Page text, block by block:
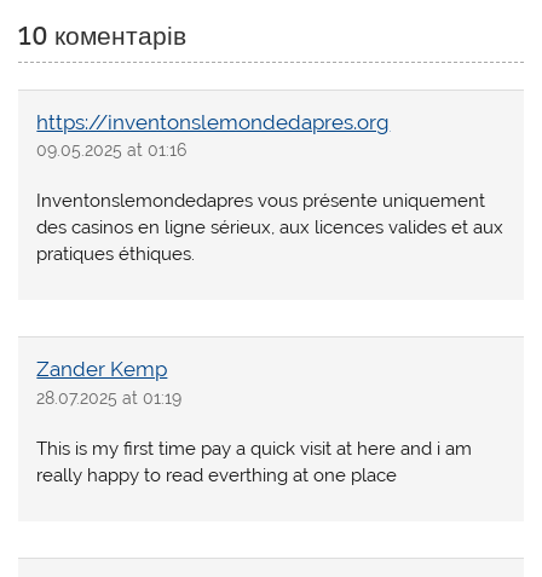
10 коментарів
https://inventonslemondedapres.org
09.05.2025 at 01:16
Inventonslemondedapres vous présente uniquement
des casinos en ligne sérieux, aux licences valides et aux
pratiques éthiques.
Zander Kemp
28.07.2025 at 01:19
This is my first time pay a quick visit at here and i am
really happy to read everthing at one place